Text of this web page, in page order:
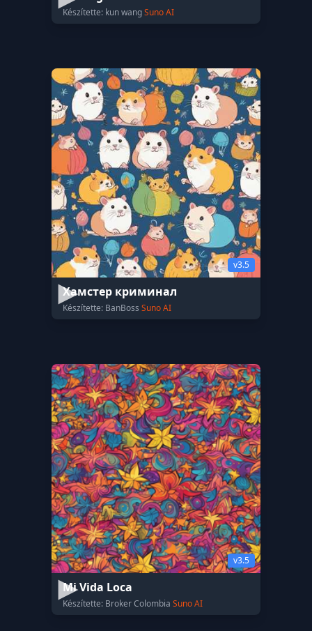
Készítette: kun wangSuno AI
v3.5
Хамстер криминал
Készítette: BanBoss Suno AI
v3.5
Mi Vida Loca
Készítette: Broker Colombia Suno AI